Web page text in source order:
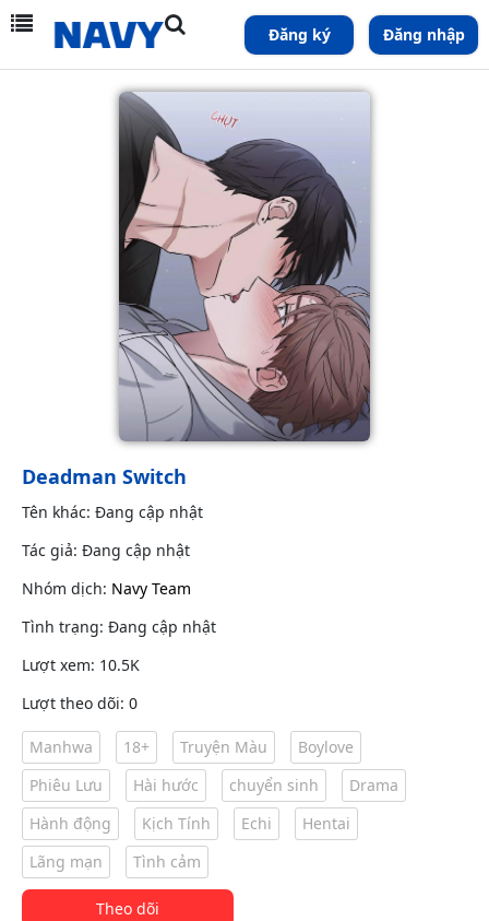
Đăng ký Đăng nhập
Deadman Switch
Tên khác: Đang cập nhật
Tác giả: Đang cập nhật
Nhóm dịch: Navy Team
Tình trạng: Đang cập nhật
Lượt xem: 10.5K
Lượt theo dõi: 0
Manhwa 18+ Truyện Màu
Boylove
Phiêu Lưu
Hài hước chuyển sinh
Drama
Hành động
Kịch Tính Echi
Hentai
Lãng mạn
Tình cảm
Theo dõi